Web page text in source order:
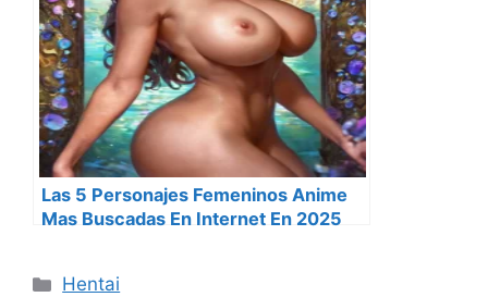
Las 5 Personajes Femeninos Anime
Mas Buscadas En Internet En 2025
Categorías
Hentai